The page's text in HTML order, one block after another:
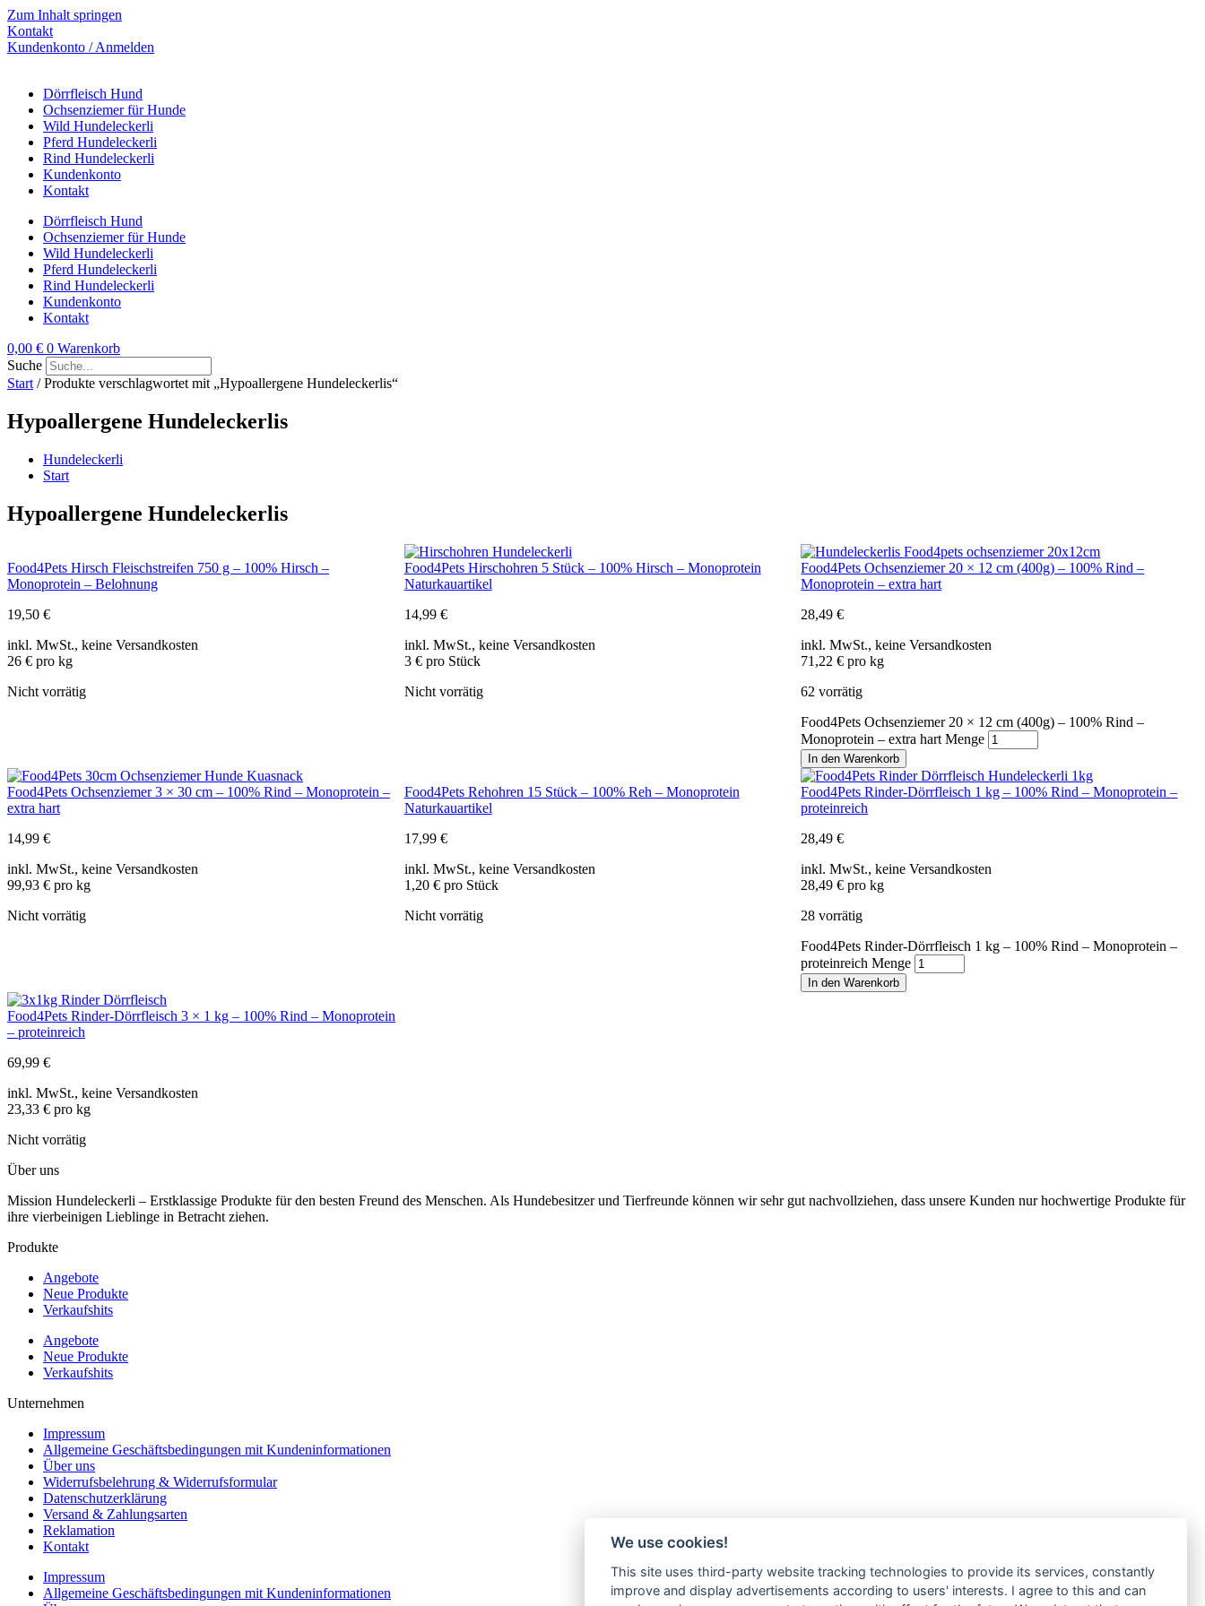
Zum Inhalt springen
Kontakt
Kundenkonto / Anmelden
Dörrfleisch Hund
Ochsenziemer für Hunde
Wild Hundeleckerli
Pferd Hundeleckerli
Rind Hundeleckerli
Kundenkonto
Kontakt
Dörrfleisch Hund
Ochsenziemer für Hunde
Wild Hundeleckerli
Pferd Hundeleckerli
Rind Hundeleckerli
Kundenkonto
Kontakt
0,00 € 0 Warenkorb
Suche
Start / Produkte verschlagwortet mit „Hypoallergene Hundeleckerlis“
Hypoallergene Hundeleckerlis
Hundeleckerli
Start
Hypoallergene Hundeleckerlis
Food4Pets Hirsch Fleischstreifen 750 g – 100% Hirsch –
Monoprotein – Belohnung
19,50 €
inkl. MwSt., keine Versandkosten
26 € pro kg
Nicht vorrätig
Food4Pets Hirschohren 5 Stück – 100% Hirsch – Monoprotein
Naturkauartikel
14,99 €
inkl. MwSt., keine Versandkosten
3 € pro Stück
Nicht vorrätig
Food4Pets Ochsenziemer 20 × 12 cm (400g) – 100% Rind –
Monoprotein – extra hart
28,49€
inkl. MwSt., keine Versandkosten
71,22 € pro kg
62 vorrätig
Food4Pets Ochsenziemer 20 × 12 cm (400g) – 100% Rind –
Monoprotein – extra hart Menge
In den Warenkorb
Food4Pets Ochsenziemer 3 × 30 cm – 100% Rind – Monoprotein –
extra hart
14,99 €
inkl. MwSt., keine Versandkosten
99,93 € pro kg
Nicht vorrätig
Food4Pets Rehohren 15 Stück – 100% Reh – Monoprotein
Naturkauartikel
17,99 €
inkl. MwSt., keine Versandkosten
1,20 € pro Stück
Nicht vorrätig
Food4Pets Rinder-Dörrfleisch 1 kg – 100% Rind – Monoprotein –
proteinreich
28,49€
inkl. MwSt., keine Versandkosten
28,49 € pro kg
28 vorrätig
Food4Pets Rinder-Dörrfleisch 1 kg – 100% Rind – Monoprotein –
proteinreich Menge
In den Warenkorb
Food4Pets Rinder-Dörrfleisch 3 × 1 kg – 100% Rind – Monoprotein
– proteinreich
69,99 €
inkl. MwSt., keine Versandkosten
23,33 € pro kg
Nicht vorrätig
Über uns
Mission Hundeleckerli – Erstklassige Produkte für den besten Freund des Menschen. Als Hundebesitzer und Tierfreunde können wir sehr gut nachvollziehen, dass unsere Kunden nur hochwertige Produkte für
ihre vierbeinigen Lieblinge in Betracht ziehen.
Produkte
Angebote
Neue Produkte
Verkaufshits
Angebote
Neue Produkte
Verkaufshits
Unternehmen
Impressum
Allgemeine Geschäftsbedingungen mit Kundeninformationen
Über uns
Widerrufsbelehrung & Widerrufsformular
Datenschutzerklärung
Versand & Zahlungsarten
Reklamation
Kontakt
Impressum
Allgemeine Geschäftsbedingungen mit Kundeninformationen
We use cookies!
This site uses third-party website tracking technologies to provide its services, constantly
improve and display advertisements according to users' interests. I agree to this and can